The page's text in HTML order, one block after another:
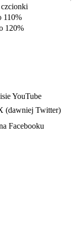
110%
120%
YouTube
(dawniej Twitter)
Facebooku